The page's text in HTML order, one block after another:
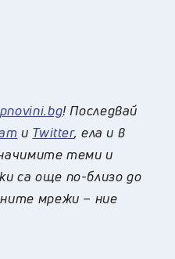
! Последвай
и Twitter, ела и в
теми и
са още по-близо до
мрежи – ние